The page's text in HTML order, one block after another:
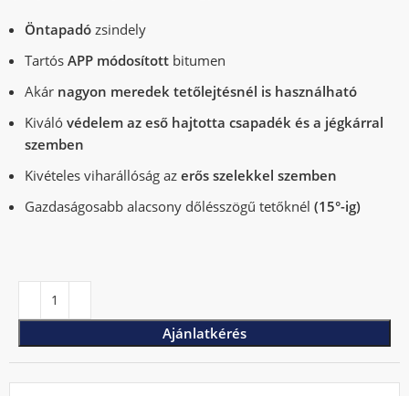
Öntapadó zsindely
TartósAPP módosított bitumen
Akár nagyon meredek tetőlejtésnél is használható
Kiválóvédelem az eső hajtotta csapadék és a jégkárral
szemben
Kivételes viharállóság azerős szelekkel szemben
Gazdaságosabb alacsony dőlésszögű tetőknél (15°-ig)
Ajánlatkérés